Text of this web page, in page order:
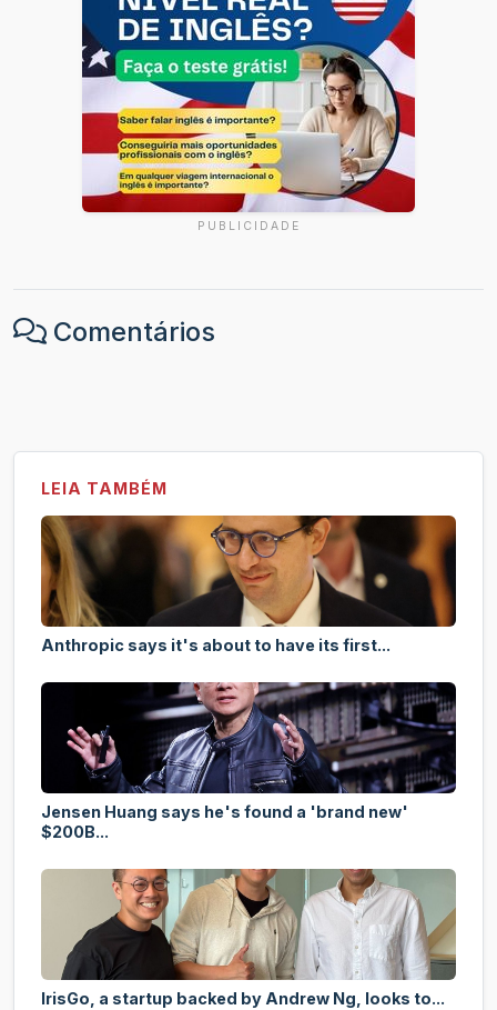
PUBLICIDADE
Comentários
LEIA TAMBÉM
Anthropic says it's about to have its first...
Jensen Huang says he's found a 'brand new'
$200B...
IrisGo, a startup backed by Andrew Ng, looks to...